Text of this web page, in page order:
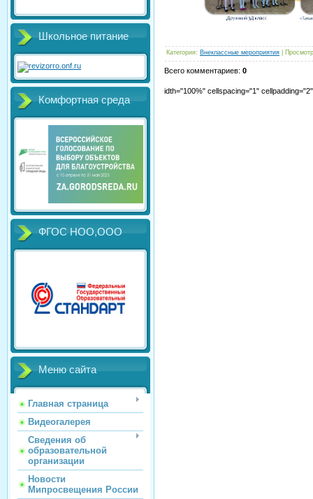
Школьное питание
Комфортная среда
ФГОС НОО,ООО
Меню сайта
Главная страница
Видеогалерея
Сведения об
образовательной
организации
Новости
Мипросвещения России
Категория: Внеклассные мероприятия
Всего комментариев: 0
idth="100%" cellspacing="1"